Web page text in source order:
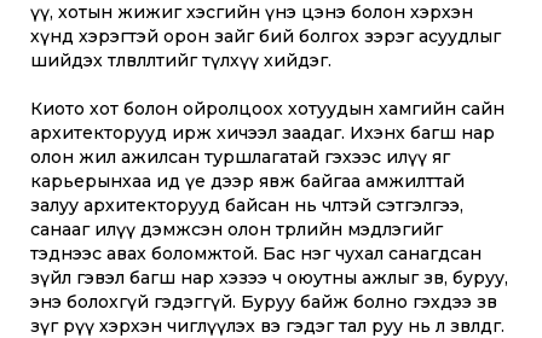
үү, хотын жижиг хэсгийн үнэ цэнэ болон хэрхэн
хүнд хэрэгтэй орон зайг бий болгох зэрэг асуудлыг
шийдэх төлөвлөлтийг түлхүү хийдэг.
Киото хот болон ойролцоох хотуудын хамгийн сайн
архитекторууд ирж хичээл заадаг. Ихэнх багш нар
олон жил ажилсан туршлагатай гэхээс илүү яг
карьерынхаа ид үе дээр явж байгаа амжилттай
залуу архитекторууд байсан нь чөлөөтэй сэтгэлгээ,
санааг илүү дэмжсэн олон төрлийн мэдлэгийг
тэднээс авах боломжтой. Бас нэг чухал санагдсан
зүйл гэвэл багш нар хэзээ ч оюутны ажлыг зөв, буруу,
энэ болохгүй гэдэггүй. Буруу байж болно гэхдээ зөв
зүг рүү хэрхэн чиглүүлэх вэ гэдэг тал руу нь л зөвлөдөг.